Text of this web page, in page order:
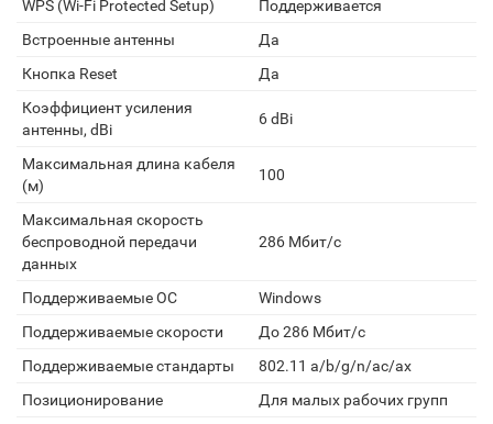
WPS (Wi-Fi Protected Setup)
Поддерживается
Встроенные антенны
Да
Кнопка Reset
Да
Коэффициент усиления
антенны, dBi
6 dBi
Максимальная длина кабеля
(м)
100
Максимальная скорость
беспроводной передачи
данных
286 Мбит/с
Поддерживаемые ОС
Windows
Поддерживаемые скорости
До 286 Мбит/с
Поддерживаемые стандарты
802.11 a/b/g/n/ac/ax
Позиционирование
Для малых рабочих групп